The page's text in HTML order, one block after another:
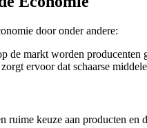
door onder andere:
de markt worden producenten
ervoor dat schaarse
ruime keuze aan producten